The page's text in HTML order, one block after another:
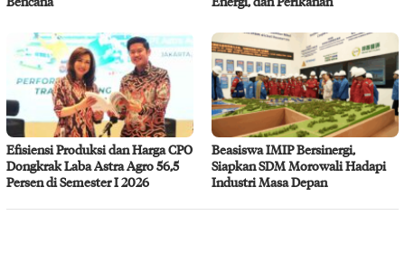
Efisiensi Produksi dan Harga CPO
Dongkrak Laba Astra Agro 56,5
Persen di Semester I 2026
Beasiswa IMIP Bersinergi,
Siapkan SDM Morowali Hadapi
Industri Masa Depan